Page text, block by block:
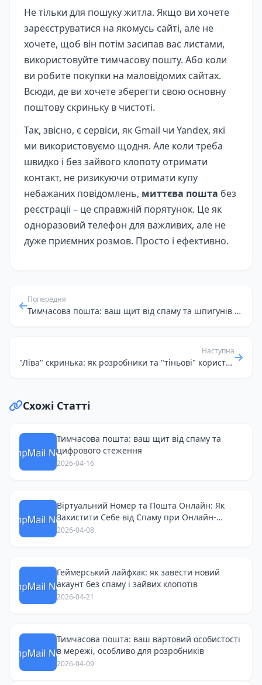
Не тільки для пошуку житла. Якщо ви хочете
зареєструватися на якомусь сайті, але не
хочете, щоб він потім засипав вас листами,
використовуйте тимчасову пошту. Або коли
ви робите покупки на маловідомих сайтах.
Всюди, де ви хочете зберегти свою основну
поштову скриньку в чистоті.
Так, звісно, є сервіси, як Gmail чи Yandex, які
ми використовуємо щодня. Але коли треба
швидко і без зайвого клопоту отримати
контакт, не ризикуючи отримати купу
небажаних повідомлень, миттєва пошта без
реєстрації – це справжній порятунок. Це як
одноразовий телефон для важливих, але не
дуже приємних розмов. Просто і ефективно.
Попередня
Тимчасова пошта: ваш щит від спаму та шпигунів на публічному Wi-Fi
Наступна
"Ліва" скринька: як розробники та "тіньові" користувачі соцмереж захищають свою приватність
Схожі Статті
Тимчасова пошта: ваш щит від спаму та
цифрового стеження
2026-04-16
Віртуальний Номер та Пошта Онлайн: Як
Захистити Себе від Спаму при Онлайн-
Покупках
2026-04-08
Геймерський лайфхак: як завести новий
акаунт без спаму і зайвих клопотів
2026-04-21
Тимчасова пошта: ваш вартовий особистості
в мережі, особливо для розробників
2026-04-09